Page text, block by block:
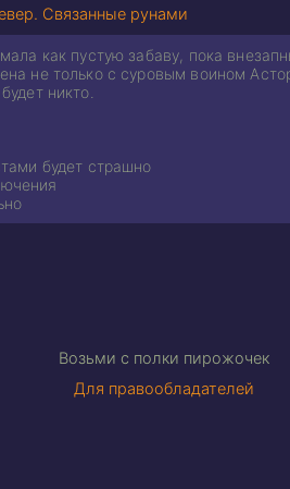
Связанные рунами
как пустую забаву, пока
не только с суровым воином
никто.
будет страшно
Возьми с полки пирожочек
Для правообладателей